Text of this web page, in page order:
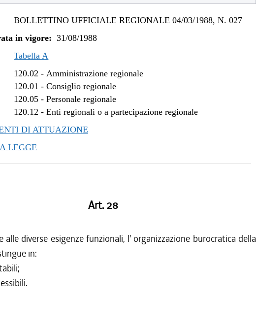
BOLLETTINO UFFICIALE REGIONALE 04/03/1988, N. 027
in vigore: 31/08/1988
Tabella A
120.02 -Amministrazione regionale
120.01 -Consiglio regionale
120.05 -Personale regionale
120.12 -Enti regionali o a partecipazione regionale
DI ATTUAZIONE
LEGGE
Art. 28
alle diverse esigenze funzionali, l' organizzazione burocratica della
in: